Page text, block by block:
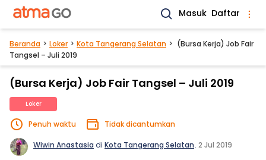
Masuk Daftar
Beranda Loker Kota Tangerang Selatan
(Bursa Kerja) Job Fair
Tangsel – Juli 2019
(Bursa Kerja) Job Fair Tangsel – Juli 2019
Loker
Penuh waktu Tidak dicantumkan
Wiwin Anastasia di Kota Tangerang Selatan. 2 Jul 2019